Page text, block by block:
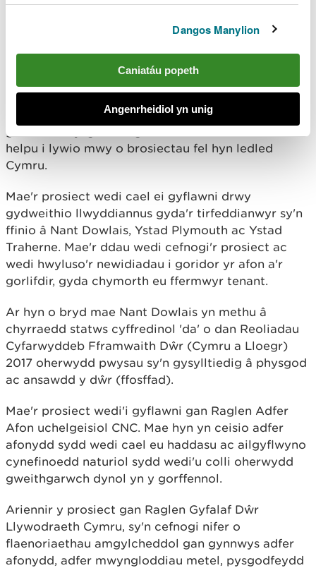
Dangos Manylion
Caniatáu popeth
Angenrheidiol yn unig
Rwy'n falch iawn pan allwn ariannu prosiectau fel
hafonydd a bywydau pobl.
Rydym wedi ymrwymo'n llwyr i wella ansawdd dŵr
ac adfer ein hafonydd. Rwy'n obeithiol y gall y
gwersi a ddysgwn o'r gwaith hwn ar Nant Dowlais
helpu i lywio mwy o brosiectau fel hyn ledled
Cymru.
Mae'r prosiect wedi cael ei gyflawni drwy
gydweithio llwyddiannus gyda'r tirfeddianwyr sy'n
ffinio â Nant Dowlais, Ystad Plymouth ac Ystad
Traherne. Mae'r ddau wedi cefnogi'r prosiect ac
wedi hwyluso'r newidiadau i goridor yr afon a'r
gorlifdir, gyda chymorth eu ffermwyr tenant.
Ar hyn o bryd mae Nant Dowlais yn methu â
chyrraedd statws cyffredinol 'da' o dan Reoliadau
Cyfarwyddeb Fframwaith Dŵr (Cymru a Lloegr)
2017 oherwydd pwysau sy'n gysylltiedig â physgod
ac ansawdd y dŵr (ffosffad).
Mae'r prosiect wedi'i gyflawni gan Raglen Adfer
Afon uchelgeisiol CNC. Mae hyn yn ceisio adfer
afonydd sydd wedi cael eu haddasu ac ailgyflwyno
cynefinoedd naturiol sydd wedi'u colli oherwydd
gweithgarwch dynol yn y gorffennol.
Ariennir y prosiect gan Raglen Gyfalaf Dŵr
Llywodraeth Cymru, sy'n cefnogi nifer o
flaenoriaethau amgylcheddol gan gynnwys adfer
afonydd, adfer mwyngloddiau metel, pysgodfeydd